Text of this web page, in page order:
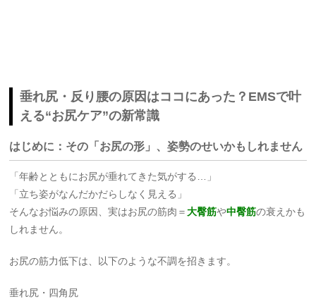
垂れ尻・反り腰の原因はココにあった？EMSで叶
える“お尻ケア”の新常識
はじめに：その「お尻の形」、姿勢のせいかもしれません
「年齢とともにお尻が垂れてきた気がする…」
「立ち姿がなんだかだらしなく見える」
そんなお悩みの原因、実はお尻の筋肉＝大臀筋や中臀筋の衰えかも
しれません。
お尻の筋力低下は、以下のような不調を招きます。
垂れ尻・四角尻